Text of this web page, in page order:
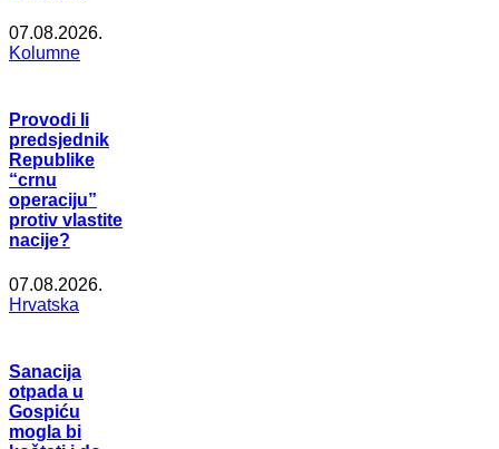
07.08.2026.
Kolumne
Provodi li
predsjednik
Republike
“crnu
operaciju”
protiv vlastite
nacije?
07.08.2026.
Hrvatska
Sanacija
otpada u
Gospiću
mogla bi